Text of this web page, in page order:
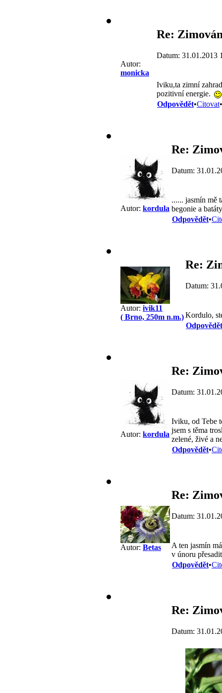
Autor:
monicka
Re:
Datum: 31.01.2013
Iviku,ta zimní
pozitivní energie.
Odpovědět•Citovat•
Autor: kordula
Re:
Datum:
...... jasmín mě
begonie a
Odpovědět•
Autor: ivik11
( Brno, 250m n.m.)
Re:
Datum:
Kordulo,
Odpovědět
Autor: kordula
Re:
Datum:
Iviku, od Tebe
jsem s těma
zelené, živé a
Odpovědět•
Autor: Betas
Re:
Datum:
A ten jasmín
v únoru
Odpovědět•
Re:
Datum: